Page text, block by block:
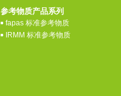
参考物质产品系列
fapas 标准参考物质
IRMM 标准参考物质